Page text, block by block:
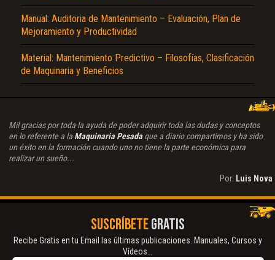
Manual: Auditoria de Mantenimiento – Evaluación, Plan de
Mejoramiento y Productividad
Material: Mantenimiento Predictivo – Filosofías, Clasificación
de Maquinaria y Beneficios
Mil gracias por toda la ayuda de poder adquirir toda las dudas y conceptos
en lo referente a la Maquinaria Pesadaque a diario compartimos y ha sido
un éxito en la formación cuando uno no tiene la parte económica para
realizar un sueño...
Por: Luis Nova
SUSCRÍBETEGRATIS
Recibe Gratis en tu Email las últimas publicaciones. Manuales, Cursos y
Vídeos...